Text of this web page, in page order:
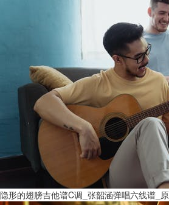
隐形的翅膀吉他谱C调_张韶涵弹唱六线谱_